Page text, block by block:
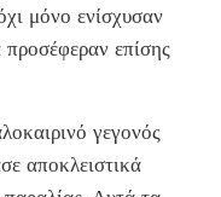
μόνο ενίσχυσαν
επίσης
γεγονός
αποκλειστικά